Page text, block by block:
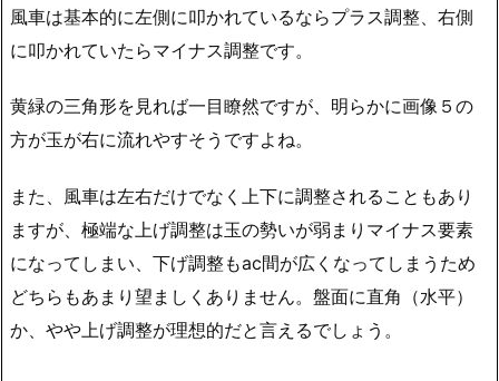
風車は基本的に左側に叩かれているならプラス調整、右側
に叩かれていたらマイナス調整です。
黄緑の三角形を見れば一目瞭然ですが、明らかに画像５の
方が玉が右に流れやすそうですよね。
また、風車は左右だけでなく上下に調整されることもあり
ますが、極端な上げ調整は玉の勢いが弱まりマイナス要素
になってしまい、下げ調整もac間が広くなってしまうため
どちらもあまり望ましくありません。盤面に直角（水平）
か、やや上げ調整が理想的だと言えるでしょう。